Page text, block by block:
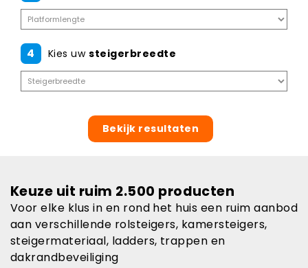
4 Kies uw steigerbreedte
Bekijk resultaten
Keuze uit ruim 2.500 producten
Voor elke klus in en rond het huis een ruim aanbod
aan verschillende rolsteigers, kamersteigers,
steigermateriaal, ladders, trappen en
dakrandbeveiliging